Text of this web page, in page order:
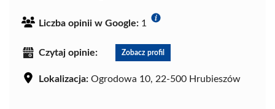
Liczba opinii w Google: 1
Czytaj opinie: Zobacz profil
Lokalizacja: Ogrodowa 10, 22-500 Hrubieszów